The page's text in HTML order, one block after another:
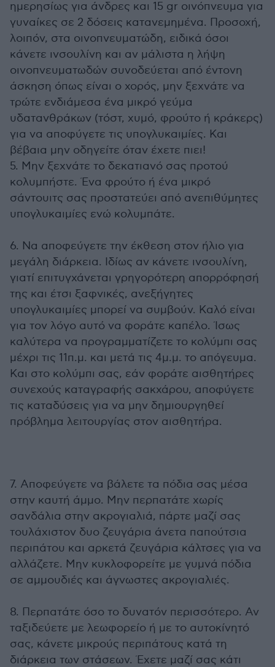
ημερησίως για άνδρες και 15 gr οινόπνευμα για
γυναίκες σε 2 δόσεις κατανεμημένα. Προσοχή,
λοιπόν, στα οινοπνευματώδη, ειδικά όσοι
κάνετε ινσουλίνη και αν μάλιστα η λήψη
οινοπνευματωδών συνοδεύεται από έντονη
άσκηση όπως είναι ο χορός, μην ξεχνάτε να
τρώτε ενδιάμεσα ένα μικρό γεύμα
υδατανθράκων (τόστ, χυμό, φρούτο ή κράκερς)
για να αποφύγετε τις υπογλυκαιμίες. Και
βέβαια μην οδηγείτε όταν έχετε πιει!
5. Μην ξεχνάτε το δεκατιανό σας προτού
κολυμπήστε. Ένα φρούτο ή ένα μικρό
σάντουιτς σας προστατεύει από ανεπιθύμητες
υπογλυκαιμίες ενώ κολυμπάτε.
6. Να αποφεύγετε την έκθεση στον ήλιο για
μεγάλη διάρκεια. Ιδίως αν κάνετε ινσουλίνη,
γιατί επιτυγχάνεται γρηγορότερη απορρόφησή
της και έτσι ξαφνικές, ανεξήγητες
υπογλυκαιμίες μπορεί να συμβούν. Καλό είναι
για τον λόγο αυτό να φοράτε καπέλο. Ίσως
καλύτερα να προγραμματίζετε το κολύμπι σας
μέχρι τις 11π.μ. και μετά τις 4μ.μ. το απόγευμα.
Και στο κολύμπι σας, εάν φοράτε αισθητήρες
συνεχούς καταγραφής σακχάρου, αποφύγετε
τις καταδύσεις για να μην δημιουργηθεί
πρόβλημα λειτουργίας στον αισθητήρα.
7. Αποφεύγετε να βάλετε τα πόδια σας μέσα
στην καυτή άμμο. Μην περπατάτε χωρίς
σανδάλια στην ακρογιαλιά, πάρτε μαζί σας
τουλάχιστον δυο ζευγάρια άνετα παπούτσια
περιπάτου και αρκετά ζευγάρια κάλτσες για να
αλλάζετε. Μην κυκλοφορείτε με γυμνά πόδια
σε αμμουδιές και άγνωστες ακρογιαλιές.
8. Περπατάτε όσο το δυνατόν περισσότερο. Αν
ταξιδεύετε με λεωφορείο ή με το αυτοκίνητό
σας, κάνετε μικρούς περιπάτους κατά τη
διάρκεια των στάσεων. Έχετε μαζί σας κάτι